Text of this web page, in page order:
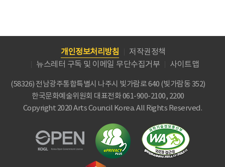
개인정보처리방침
저작권정책
뉴스레터 구독 및 이메일 무단수집거부
사이트맵
(58326) 전남광주통합특별시 나주시 빛가람로 640 (빛가람동 352)
한국문화예술위원회 대표전화 061-900-2100, 2200
Copyright 2020 Arts Council Korea. All Rights Reserved.